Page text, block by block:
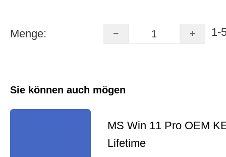
Menge: 1-
Sie können auch mögen
MS Win 11 Pro OEM
Lifetime